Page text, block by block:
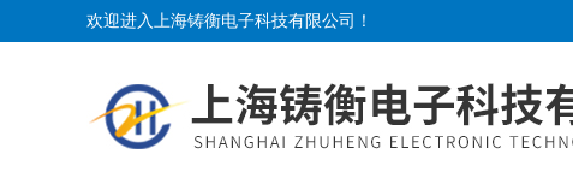
欢迎进入上海铸衡电子科技有限公司！